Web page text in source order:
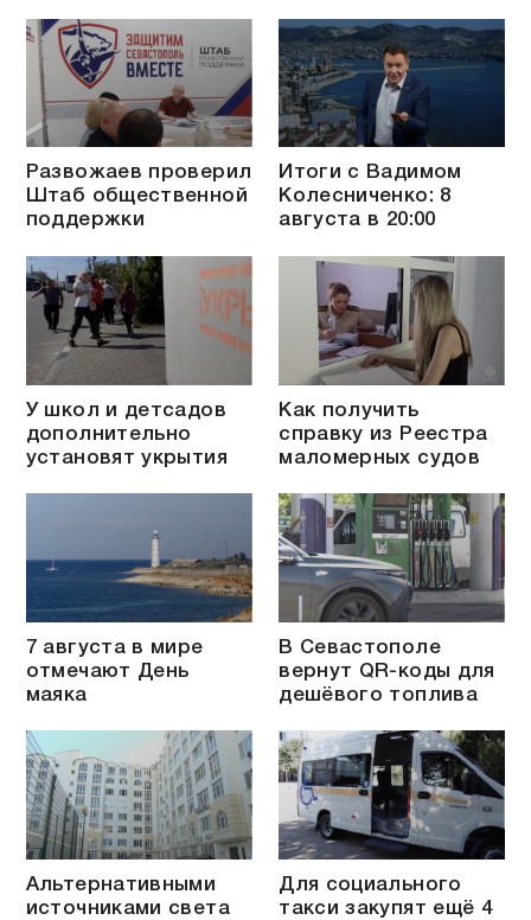
Развожаев проверил
Штаб общественной
поддержки
Итоги с Вадимом
Колесниченко: 8
августа в 20:00
У школ и детсадов
дополнительно
установят укрытия
Как получить
справку из Реестра
маломерных судов
7 августа в мире
отмечают День
маяка
В Севастополе
вернут QR-коды для
дешёвого топлива
Альтернативными
источниками света
Для социального
такси закупят ещё 4